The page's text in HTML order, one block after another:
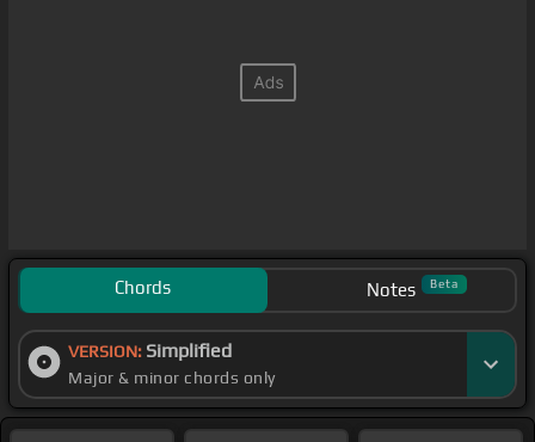
Chords Notes Beta
VERSION: Simplified
Major & minor chords only